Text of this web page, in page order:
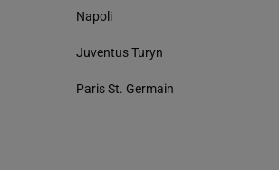
Napoli
Juventus Turyn
Paris St. Germain